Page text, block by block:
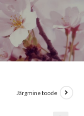
Järgmine toode